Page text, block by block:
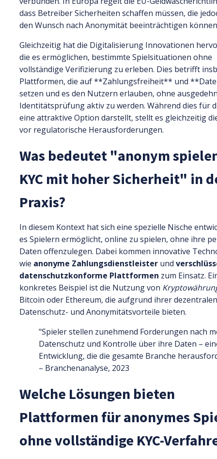
dass Betreiber Sicherheiten schaffen müssen, die
den Wunsch nach Anonymität beeinträchtigen
Gleichzeitig hat die Digitalisierung Innovationen
die es ermöglichen, bestimmte Spielsituationen ohne
vollständige Verifizierung zu erleben. Dies betrifft
Plattformen, die auf **Zahlungsfreiheit** und
setzen und es den Nutzern erlauben, ohne
Identitätsprüfung aktiv zu werden. Während dies für
eine attraktive Option darstellt, stellt es gleichzeitig
vor regulatorische Herausforderungen.
Was bedeutet "anonym
KYC mit hoher Sicherheit" in
Praxis?
In diesem Kontext hat sich eine spezielle Nische
es Spielern ermöglicht, online zu spielen, ohne ihre
Daten offenzulegen. Dabei kommen innovative
wie anonyme Zahlungsdienstleister und
datenschutzkonforme Plattformen zum Einsatz.
konkretes Beispiel ist die Nutzung von
Bitcoin oder Ethereum, die aufgrund ihrer
Datenschutz- und Anonymitätsvorteile bieten.
"Spieler stellen zunehmend Forderungen nach
Datenschutz und Kontrolle über ihre Daten –
Entwicklung, die die gesamte Branche
– Branchenanalyse, 2023
Welche Lösungen bieten
Plattformen für anonymes
ohne vollständige KYC-